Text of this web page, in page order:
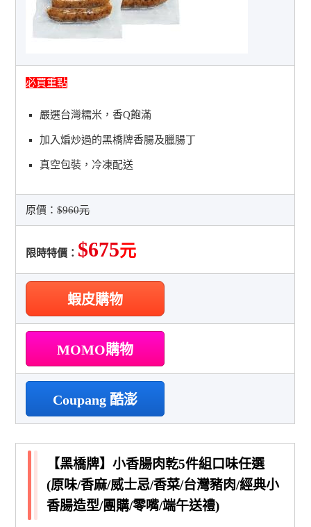
必買重點
嚴選台灣糯米，香Q飽滿
加入煸炒過的黑橋牌香腸及臘腸丁
真空包裝，冷凍配送
原價：$960元
限時特價： $675元
蝦皮購物
MOMO購物
Coupang 酷澎
【黑橋牌】小香腸肉乾5件組口味任選
(原味/香麻/威士忌/香菜/台灣豬肉/經典小
香腸造型/團購/零嘴/端午送禮)